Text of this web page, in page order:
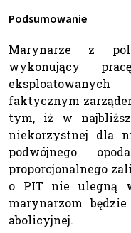
Podsumowanie
Marynarze z
wykonujący
faktycznym
tym, iż w
niekorzystnej dla
podwójnego
proporcjonalnego
o PIT nie ulegną
marynarzom
abolicyjnej.